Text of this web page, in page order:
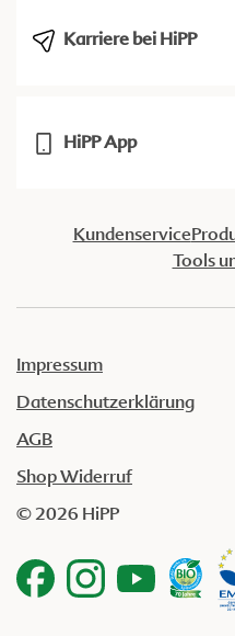
Karriere bei HiPP
HiPP App
Kundenservice
Tools
Impressum
Datenschutzerklärung
AGB
Shop Widerruf
© 2026 HiPP